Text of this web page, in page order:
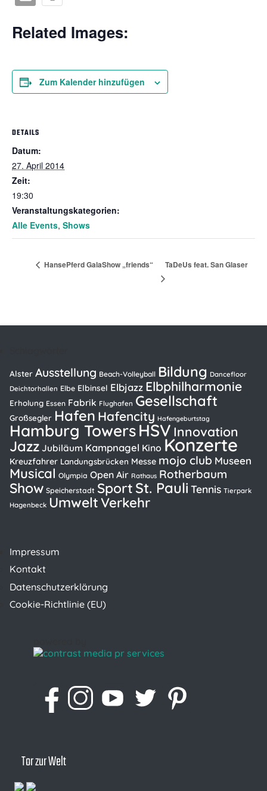
Related Images:
Zum Kalender hinzufügen
DETAILS
Datum:
27. April 2014
Zeit:
19:30
Veranstaltungskategorien:
Alle Events, Shows
HansePferd GalaShow „friends“ TaDeUs feat. San Glaser
Tor zur Welt
Impressum
Kontakt
Datenschutzerklärung
Cookie-Richtlinie (EU)
Alster Ausstellung Beach-Volleyball Bildung Dancefloor
Deichtorhallen Elbe Elbinsel Elbjazz Elbphilharmonie
Erholung Essen Fabrik Flughafen Gesellschaft
Großsegler Hafen Hafencity Hafengeburtstag
Hamburg TowersHSV Innovation
Jazz Jubiläum Kampnagel Kino Konzerte
Kreuzfahrer Landungsbrücken Messe mojo club Museen
Musical Olympia Open Air Rathaus Rotherbaum
Show Speicherstadt Sport St. Pauli Tennis Tierpark
Hagenbeck UmweltVerkehr